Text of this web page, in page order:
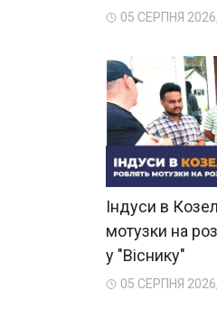
05 СЕРПНЯ
Індуси в
мотузки на
у "Віснику"
05 СЕРПНЯ